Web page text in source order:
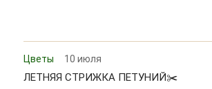
Цветы 10 июля
ЛЕТНЯЯ СТРИЖКА ПЕТУНИЙ✂️